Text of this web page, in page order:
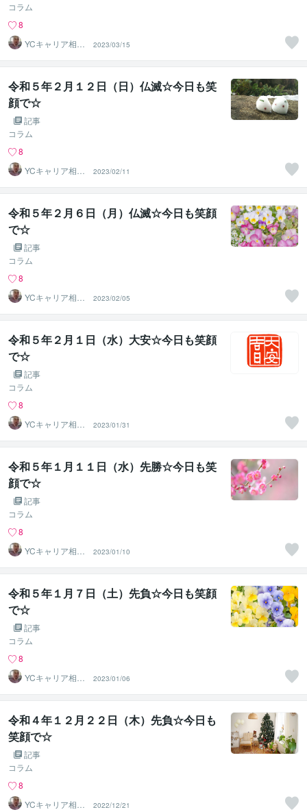
コラム
8
YCキャリア相談
2023/03/15
令和５年２月１２日（日）仏滅☆今日も笑
顔で☆
記事
コラム
8
YCキャリア相談
2023/02/11
令和５年２月６日（月）仏滅☆今日も笑顔
で☆
記事
コラム
8
YCキャリア相談
2023/02/05
令和５年２月１日（水）大安☆今日も笑顔
で☆
記事
コラム
8
YCキャリア相談
2023/01/31
令和５年１月１１日（水）先勝☆今日も笑
顔で☆
記事
コラム
8
YCキャリア相談
2023/01/10
令和５年１月７日（土）先負☆今日も笑顔
で☆
記事
コラム
8
YCキャリア相談
2023/01/06
令和４年１２月２２日（木）先負☆今日も
笑顔で☆
記事
コラム
8
YCキャリア相談
2022/12/21